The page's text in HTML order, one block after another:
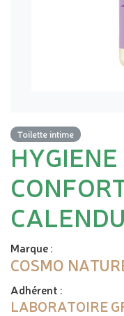
Toilette intime
Marque:
COSMO
Adhérent :
LABORATOIRE